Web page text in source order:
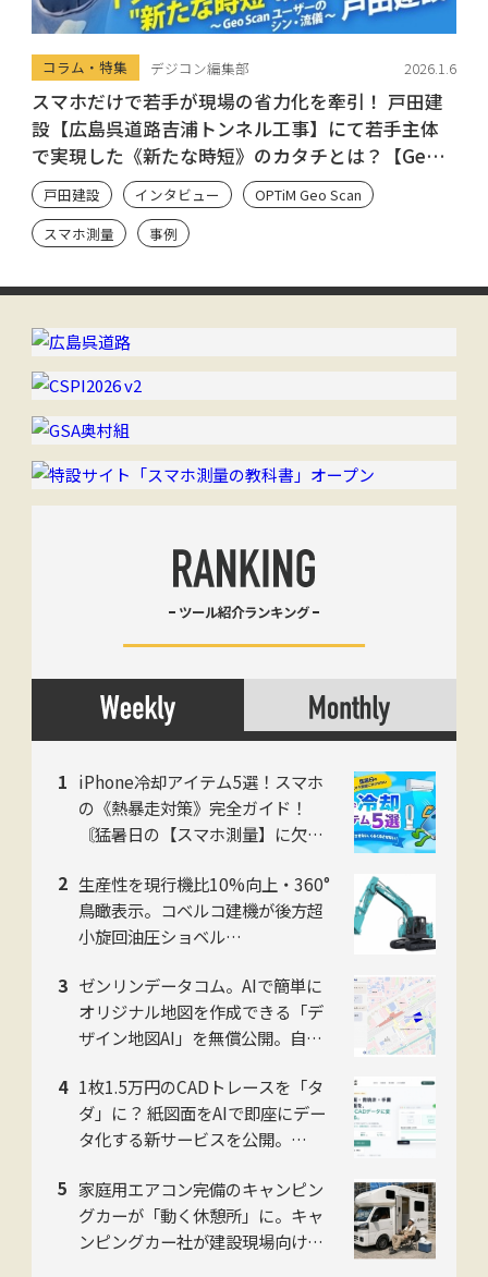
コラム・特集 デジコン編集部 2026.1.6
スマホだけで若手が現場の省力化を牽引！ 戸田建
設【広島呉道路吉浦トンネル工事】にて若手主体
で実現した《新たな時短》のカタチとは？【Geo
Scan ユーザーのシン・流儀】
戸田建設 インタビュー
OPTiM Geo Scan
スマホ測量
事例
ツール紹介ランキング
iPhone冷却アイテム5選！スマホ
の《熱暴走対策》完全ガイド！
〘猛暑日の【スマホ測量】に欠か
生産性を現行機比10%向上・360°
鳥瞰表示。コベルコ建機が後方超
小旋回油圧ショベル
売開始
ゼンリンデータコム。AIで簡単に
オリジナル地図を作成できる「デ
ザイン地図AI」を無償公開。自然
1枚1.5万円のCADトレースを「タ
ダ」に？ 紙図面をAIで即座にデー
タ化する新サービスを公開。
家庭用エアコン完備のキャンピン
グカーが「動く休憩所」に。キャ
ンピングカー社が建設現場向け法